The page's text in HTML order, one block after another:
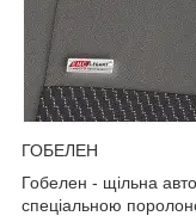
ГОБЕЛЕН
Гобелен - щільна
спеціальною